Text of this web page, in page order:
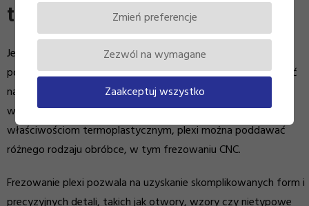
techniką frezowania CNC
Jedną z głównych zalet plexi jest jej transparentność,
porównywalna ze szkłem akrylowym, a także duża odporność
na czynniki środowiskowe, takie jak zmienne temperatury,
wilgoć czy uszkodzenia mechaniczne. Dzięki swoim
właściwościom termoplastycznym, plexi można poddawać
różnego rodzaju obróbce, w tym frezowaniu CNC.
Frezowanie plexi pozwala na uzyskanie skomplikowanych form i
Zmień preferencje
Zezwól na wymagane
Zaakceptuj wszystko